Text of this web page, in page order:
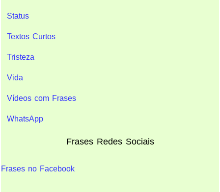
Status
Textos Curtos
Tristeza
Vida
Vídeos com Frases
WhatsApp
Frases Redes Sociais
Frases no Facebook